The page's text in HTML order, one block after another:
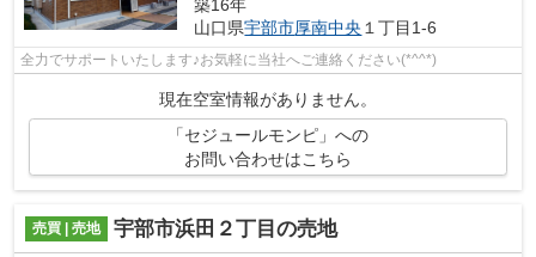
築16年
山口県宇部市厚南中央 １丁目1-6
全力でサポートいたします♪お気軽に当社へご連絡ください(*^^*)
現在空室情報がありません。
「セジュールモンピ」への
お問い合わせはこちら
売買 | 売地 宇部市浜田２丁目の売地